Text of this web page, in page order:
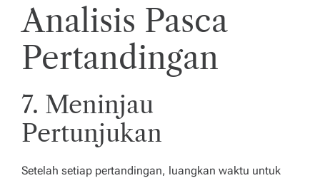
Analisis Pasca
Pertandingan
7. Meninjau
Pertunjukan
Setelah setiap pertandingan, luangkan waktu untuk